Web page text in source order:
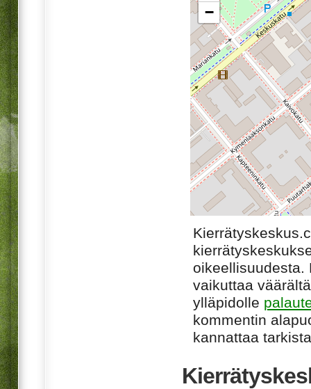
−
oikeellisuudesta.
vaikuttaa
ylläpidolle
kommentin
kannattaa